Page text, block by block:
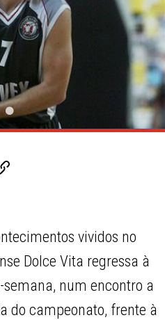
vividos no
Dolce Vita regressa à
num encontro a
do campeonato, frente à